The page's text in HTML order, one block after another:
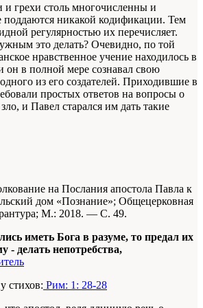
и грехи столь многочисленны и
поддаются никакой кодификации. Тем
регулярностью их перечисляет.
это делать? Очевидно, по той
нравственное учение находилось в
он в полной мере сознавал свою
из его создателей. Приходившие в
простых ответов на вопросы о
и Павел старался им дать такие
на Послания апостола Павла к
дом «Познание»; Общецерковная
М.: 2018. — С. 49.
иметь Бога в разуме, то предал их
- делать непотребства,
стихов: Рим: 1: 28-28